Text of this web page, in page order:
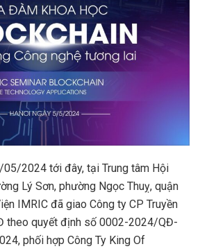
05/2024 tới đây, tại Trung tâm Hội
Lý Sơn, phường Ngọc Thuỵ, quận
IMRIC đã giao Công ty CP Truyền
theo quyết định số 0002-2024/QĐ-
phối hợp Công Ty King Of